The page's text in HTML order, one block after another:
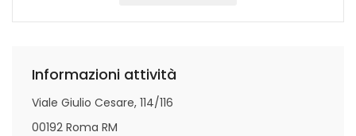
Informazioni attività
Viale Giulio Cesare, 114/116
00192 Roma RM